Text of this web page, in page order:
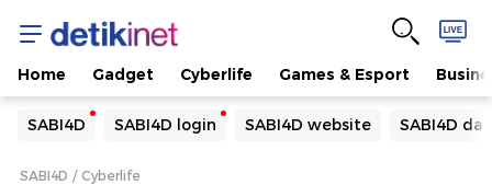
Home Gadget Cyberlife Games & Esport
SABI4D SABI4D login SABI4D website SABI4D
Yang sedang ramai dicari
Loading...
SABI4D Cyberlife